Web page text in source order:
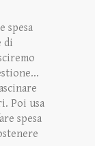
spesa
di
Poi usa
spesa